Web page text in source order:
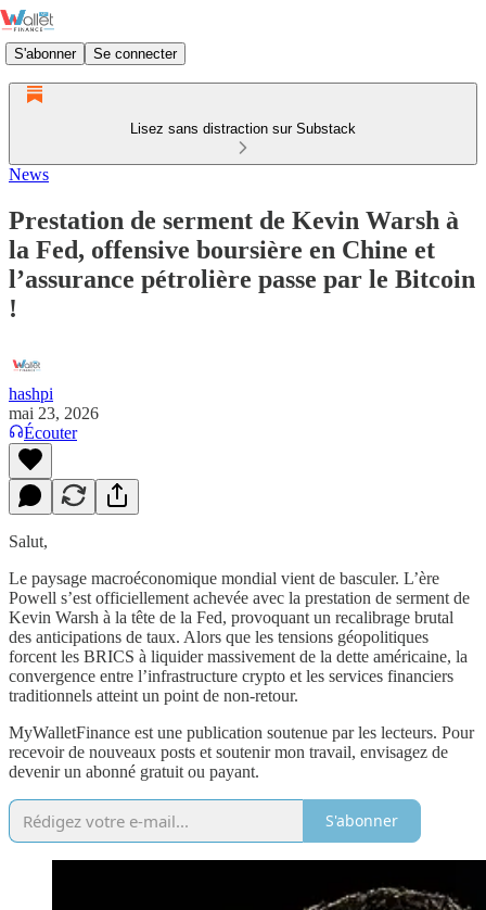
S'abonner Se connecter
Lisez sans distraction sur Substack
News
Prestation de serment de Kevin Warsh à
la Fed, offensive boursière en Chine et
l’assurance pétrolière passe par le Bitcoin
!
hashpi
mai 23, 2026
Écouter
Salut,
​Le paysage macroéconomique mondial vient de basculer. L’ère
Powell s’est officiellement achevée avec la prestation de serment de
Kevin Warsh à la tête de la Fed, provoquant un recalibrage brutal
des anticipations de taux. Alors que les tensions géopolitiques
forcent les BRICS à liquider massivement de la dette américaine, la
convergence entre l’infrastructure crypto et les services financiers
traditionnels atteint un point de non-retour.
MyWalletFinance est une publication soutenue par les lecteurs. Pour
recevoir de nouveaux posts et soutenir mon travail, envisagez de
devenir un abonné gratuit ou payant.
S'abonner